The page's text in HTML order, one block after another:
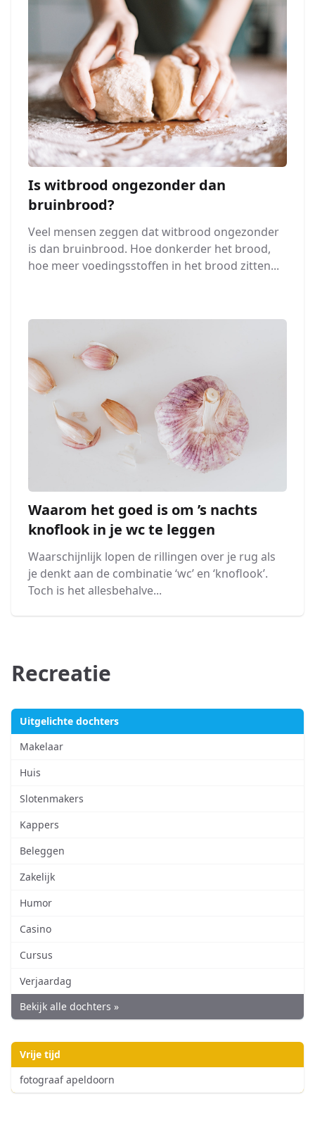
Is witbrood ongezonder dan
bruinbrood?
Veel mensen zeggen dat witbrood ongezonder
is dan bruinbrood. Hoe donkerder het brood,
hoe meer voedingsstoffen in het brood zitten...
Waarom het goed is om ’s nachts
knoflook in je wc te leggen
Waarschijnlijk lopen de rillingen over je rug als
je denkt aan de combinatie ‘wc’ en ‘knoflook’.
Toch is het allesbehalve...
Recreatie
Uitgelichte dochters
Makelaar
Huis
Slotenmakers
Kappers
Beleggen
Zakelijk
Humor
Casino
Cursus
Verjaardag
Bekijk alle dochters »
Vrije tijd
fotograaf apeldoorn